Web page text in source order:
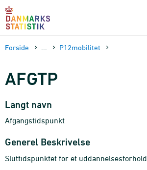
sidens
Forside P12mobilitet
AFGTP
Langt navn
Afgangstidspunkt
Generel Beskrivelse
Sluttidspunktet for et uddannelsesforhold.